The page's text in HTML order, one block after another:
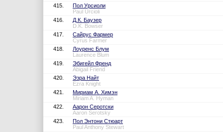
415.
Пол Урсиоли
Paul Urcioli
416.
Д.К. Баузер
D.K. Bowser
417.
Сайрус Фармер
Cyrus Farmer
418.
Лоуренс Блум
Laurence Blum
419.
Эбигейл Френд
Abigail Friend
420.
Эзра Найт
Ezra Knight
421.
Мириам А. Химэн
Miriam A. Hyman
422.
Аарон Серотски
Aaron Serotsky
423.
Пол Энтони Стюарт
Paul Anthony Stewart